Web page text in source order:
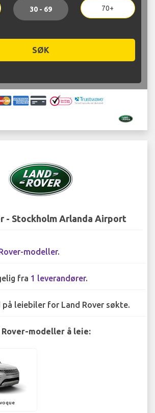
30 - 69 70+
SØK
- Stockholm Arlanda Airport
modeller.
fra 1 leverandører.
leiebiler for Land Rover søkte.
modeller å leie: